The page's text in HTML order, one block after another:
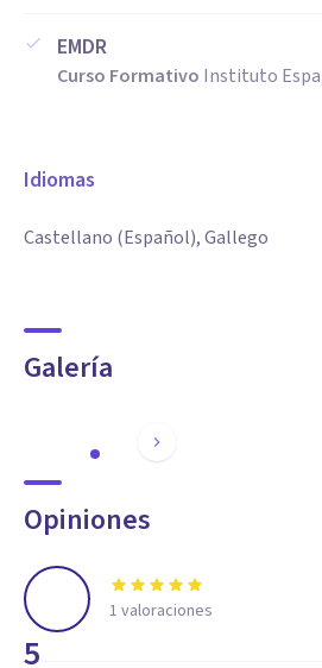
EMDR
Curso Formativo Instituto
Idiomas
Castellano (Español), Gallego
Galería
Opiniones
5
1 valoraciones